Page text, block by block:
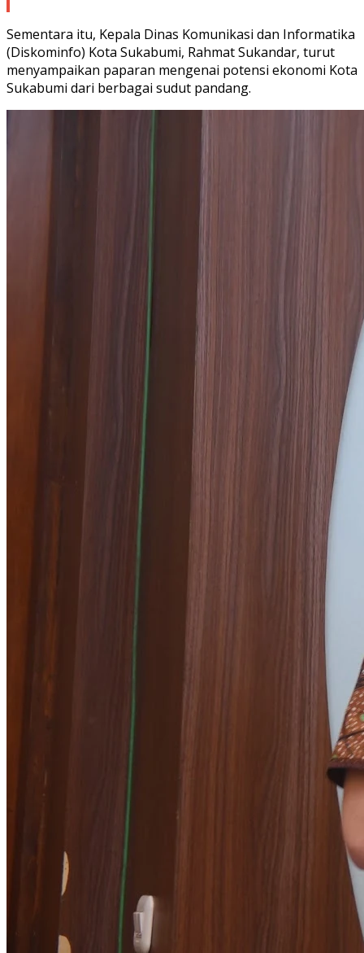
Sementara itu, Kepala Dinas Komunikasi dan Informatika
(Diskominfo) Kota Sukabumi, Rahmat Sukandar, turut
menyampaikan paparan mengenai potensi ekonomi Kota
Sukabumi dari berbagai sudut pandang.